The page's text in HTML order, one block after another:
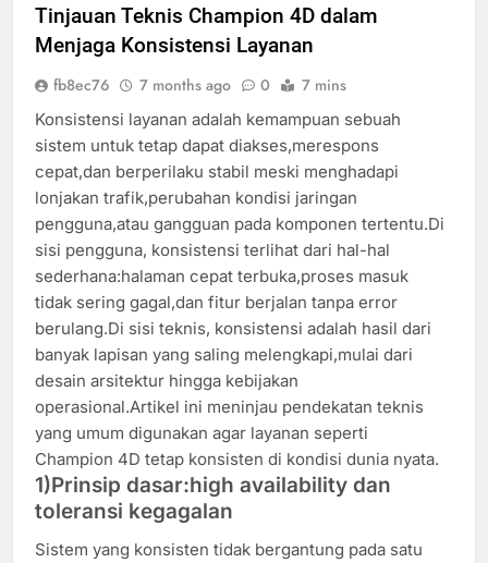
Tinjauan Teknis Champion 4D dalam
Menjaga Konsistensi Layanan
fb8ec76 7 months ago 0 7 mins
Konsistensi layanan adalah kemampuan sebuah
sistem untuk tetap dapat diakses,merespons
cepat,dan berperilaku stabil meski menghadapi
lonjakan trafik,perubahan kondisi jaringan
pengguna,atau gangguan pada komponen tertentu.Di
sisi pengguna, konsistensi terlihat dari hal-hal
sederhana:halaman cepat terbuka,proses masuk
tidak sering gagal,dan fitur berjalan tanpa error
berulang.Di sisi teknis, konsistensi adalah hasil dari
banyak lapisan yang saling melengkapi,mulai dari
desain arsitektur hingga kebijakan
operasional.Artikel ini meninjau pendekatan teknis
yang umum digunakan agar layanan seperti
Champion 4D tetap konsisten di kondisi dunia nyata.
1)Prinsip dasar:high availability dan
toleransi kegagalan
Sistem yang konsisten tidak bergantung pada satu